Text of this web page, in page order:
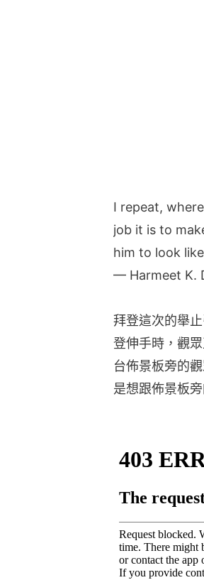
I repeat,
job it is to
him to look
— Harmeet K.
拜登這次的舉
登伸手時，觀
台佈景板旁的
是想跟佈景板